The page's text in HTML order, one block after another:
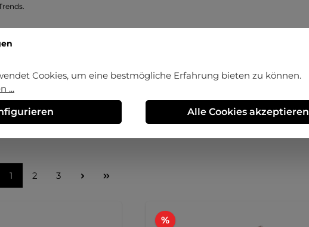
.
Absatzform
Seite
1 Seite
2 Seite
3
%Rabatt
Cookies, um eine bestmögliche Erfahrung bieten zu können.
...
Alle Cookies akzeptieren